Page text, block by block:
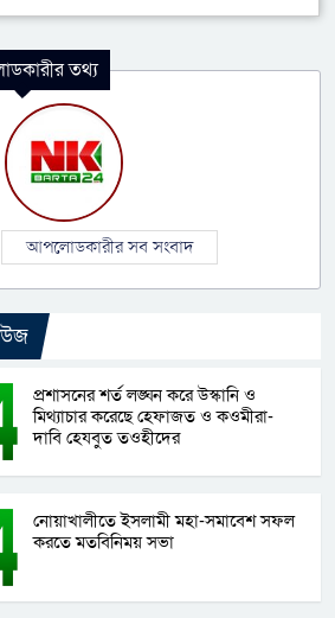
তথ্য
আপলোডকারীর সব সংবাদ
প্রশাসনের শর্ত লঙ্ঘন করে উস্কানি ও
মিথ্যাচার করেছে হেফাজত ও কওমীরা-
দাবি হেযবুত তওহীদের
নোয়াখালীতে ইসলামী মহা-সমাবেশ সফল
করতে মতবিনিময় সভা